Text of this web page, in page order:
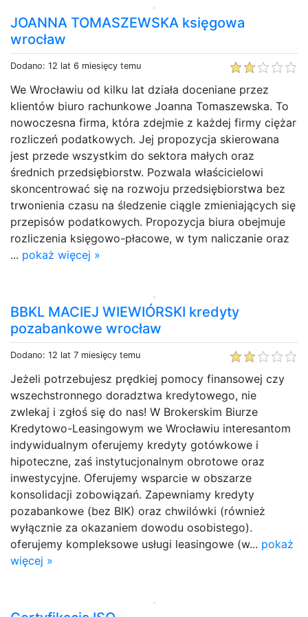
JOANNA TOMASZEWSKA księgowa
wrocław
Dodano: 12 lat 6 miesięcy temu
We Wrocławiu od kilku lat działa doceniane przez
klientów biuro rachunkowe Joanna Tomaszewska. To
nowoczesna firma, która zdejmie z każdej firmy ciężar
rozliczeń podatkowych. Jej propozycja skierowana
jest przede wszystkim do sektora małych oraz
średnich przedsiębiorstw. Pozwala właścicielowi
skoncentrować się na rozwoju przedsiębiorstwa bez
trwonienia czasu na śledzenie ciągle zmieniających się
przepisów podatkowych. Propozycja biura obejmuje
rozliczenia księgowo-płacowe, w tym naliczanie oraz
... pokaż więcej »
BBKL MACIEJ WIEWIÓRSKI kredyty
pozabankowe wrocław
Dodano: 12 lat 7 miesięcy temu
Jeżeli potrzebujesz prędkiej pomocy finansowej czy
wszechstronnego doradztwa kredytowego, nie
zwlekaj i zgłoś się do nas! W Brokerskim Biurze
Kredytowo-Leasingowym we Wrocławiu interesantom
indywidualnym oferujemy kredyty gotówkowe i
hipoteczne, zaś instytucjonalnym obrotowe oraz
inwestycyjne. Oferujemy wsparcie w obszarze
konsolidacji zobowiązań. Zapewniamy kredyty
pozabankowe (bez BIK) oraz chwilówki (również
wyłącznie za okazaniem dowodu osobistego).
oferujemy kompleksowe usługi leasingowe (w... pokaż
więcej »